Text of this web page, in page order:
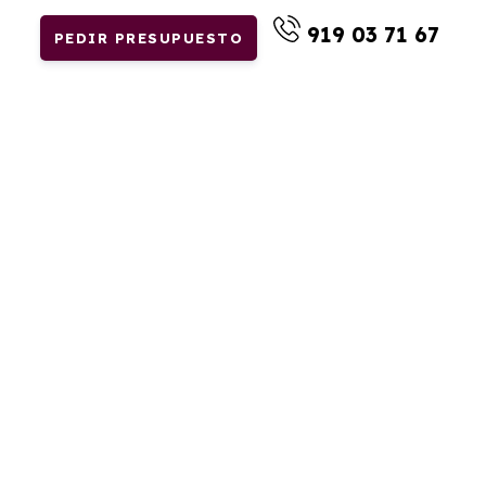
PEDIR PRESUPUESTO 919 03 71 67